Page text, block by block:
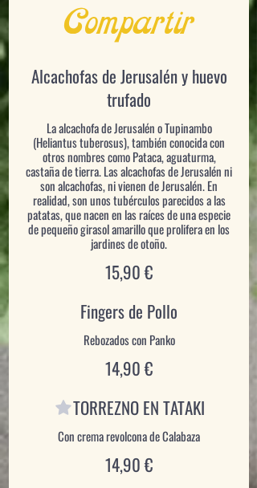
Compartir
Alcachofas de Jerusalén y huevo
trufado
La alcachofa de Jerusalén o Tupinambo
(Heliantus tuberosus), también conocida con
otros nombres como Pataca, aguaturma,
castaña de tierra. Las alcachofas de Jerusalén ni
son alcachofas, ni vienen de Jerusalén. En
realidad, son unos tubérculos parecidos a las
patatas, que nacen en las raíces de una especie
de pequeño girasol amarillo que prolifera en los
jardines de otoño.
15,90 €
Fingers de Pollo
Rebozados con Panko
14,90 €
TORREZNO EN TATAKI
Con crema revolcona de Calabaza
14,90 €